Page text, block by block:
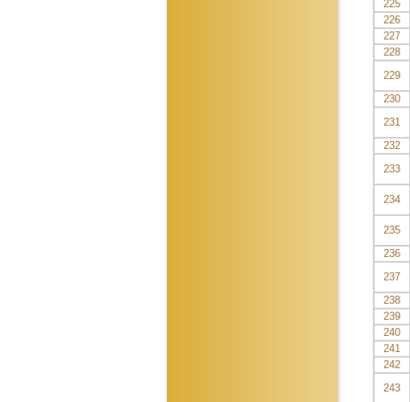
225
226
227
228
229
230
231
232
233
234
235
236
237
238
239
240
241
242
243